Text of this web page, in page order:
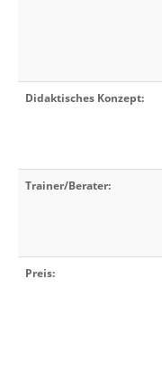
Didaktisches Konzept:
Trainer/Berater:
Preis: